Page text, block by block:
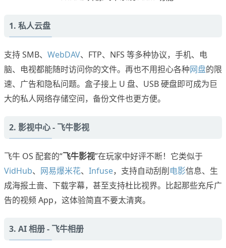
1. 私人云盘
支持 SMB、 WebDAV、FTP、NFS 等多种协议，手机、电
脑、电视都能随时访问你的文件。再也不用担心各种网盘的限
速、广告和隐私问题。盒子接上 U 盘、USB 硬盘即可成为巨
大的私人网络存储空间，备份文件也更方便。
2. 影视中心 - 飞牛影视
飞牛 OS 配套的“飞牛影视”在玩家中好评不断！它类似于
VidHub、 网易爆米花、 Infuse，支持自动刮削电影信息、生
成海报土啬、下载字幕，甚至支持杜比视界。比起那些充斥广
告的视频 App，这体验简直不要太清爽。
3. AI 相册 - 飞牛相册